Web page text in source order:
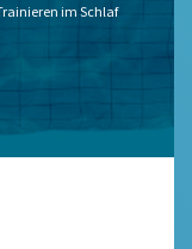
im Schlaf